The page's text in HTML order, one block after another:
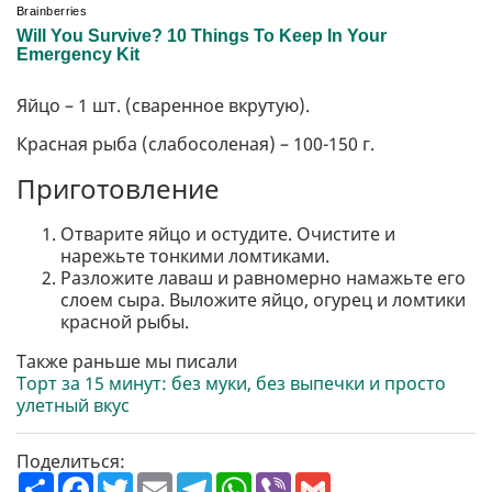
Яйцо – 1 шт. (сваренное вкрутую).
Красная рыба (слабосоленая) – 100-150 г.
Приготовление
Отварите яйцо и остудите. Очистите и
нарежьте тонкими ломтиками.
Разложите лаваш и равномерно намажьте его
слоем сыра. Выложите яйцо, огурец и ломтики
красной рыбы.
Также раньше мы писали
Торт за 15 минут: без муки, без выпечки и просто
улетный вкус
Поделиться:
П
F T E T W V